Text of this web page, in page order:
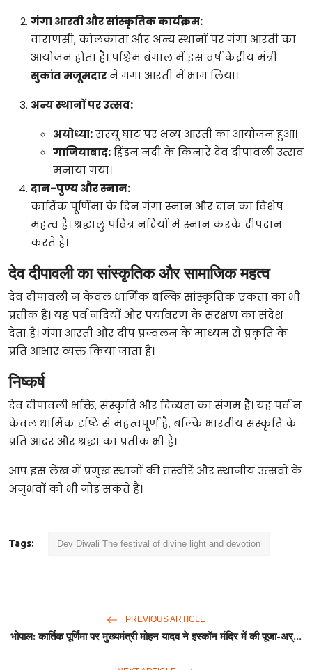
गंगा आरती और सांस्कृतिक कार्यक्रम:
वाराणसी, कोलकाता और अन्य स्थानों पर गंगा आरती का
आयोजन होता है। पश्चिम बंगाल में इस वर्ष केंद्रीय मंत्री
सुकांत मजूमदारने गंगा आरती में भाग लिया।
अन्य स्थानों पर उत्सव:
अयोध्या:सरयू घाट पर भव्य आरती का आयोजन हुआ।
गाजियाबाद:हिंडन नदी के किनारे देव दीपावली उत्सव
मनाया गया।
दान-पुण्य और स्नान:
कार्तिक पूर्णिमा के दिन गंगा स्नान और दान का विशेष
महत्व है। श्रद्धालु पवित्र नदियों में स्नान करके दीपदान
करते हैं।
देव दीपावली का सांस्कृतिक और सामाजिक महत्व
देव दीपावली न केवल धार्मिक बल्कि सांस्कृतिक एकता का भी
प्रतीक है। यह पर्व नदियों और पर्यावरण के संरक्षण का संदेश
देता है। गंगा आरती और दीप प्रज्वलन के माध्यम से प्रकृति के
प्रति आभार व्यक्त किया जाता है।
निष्कर्ष
देव दीपावली भक्ति, संस्कृति और दिव्यता का संगम है। यह पर्व न
केवल धार्मिक दृष्टि से महत्वपूर्ण है, बल्कि भारतीय संस्कृति के
प्रति आदर और श्रद्धा का प्रतीक भी है।
आप इस लेख में प्रमुख स्थानों की तस्वीरें और स्थानीय उत्सवों के
अनुभवों को भी जोड़ सकते हैं।
Tags: Dev Diwali The festival of divine light and devotion
PREVIOUS ARTICLE
भोपाल: कार्तिक पूर्णिमा पर मुख्यमंत्री मोहन यादव ने इस्कॉन मंदिर में की पूजा-अर्...